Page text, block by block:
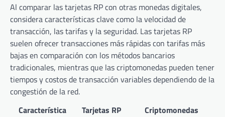
Al comparar las tarjetas RP con otras monedas digitales,
considera características clave como la velocidad de
transacción, las tarifas y la seguridad. Las tarjetas RP
suelen ofrecer transacciones más rápidas con tarifas más
bajas en comparación con los métodos bancarios
tradicionales, mientras que las criptomonedas pueden tener
tiempos y costos de transacción variables dependiendo de la
congestión de la red.
Característica
Tarjetas RP
Criptomonedas